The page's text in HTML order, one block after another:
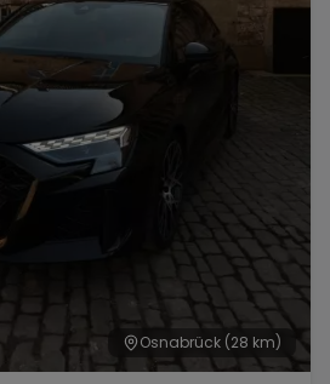
Ford Jaguar
Chevrolet
Aston Martin
Osnabrück (28 km)